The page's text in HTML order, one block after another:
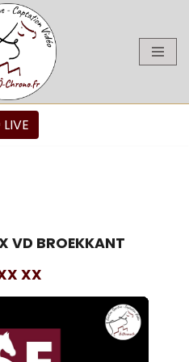
LIVE
VD BROEKKANT
XX